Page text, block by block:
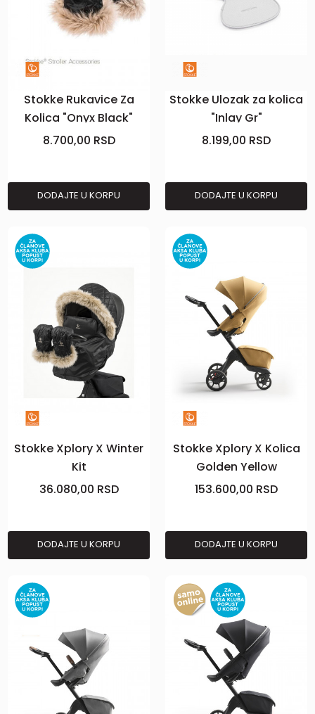
Stokke Rukavice Za
Kolica "Onyx Black"
8.700,00 RSD
DODAJTE U KORPU
Stokke Ulozak za kolica
"Inlay Gr"
8.199,00 RSD
DODAJTE U KORPU
Stokke Xplory X Winter
Kit
36.080,00 RSD
DODAJTE U KORPU
Stokke Xplory X Kolica
Golden Yellow
153.600,00 RSD
DODAJTE U KORPU